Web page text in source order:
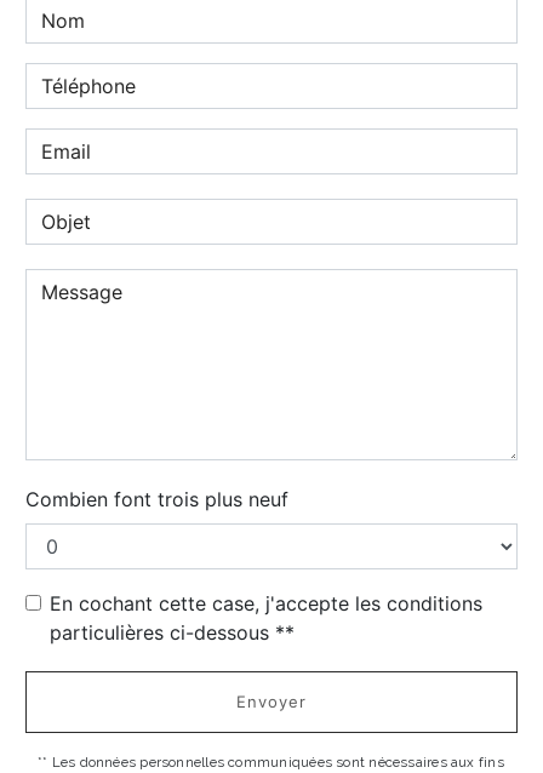
Combien font trois plus neuf
En cochant cette case, j'accepte les conditions
particulières ci-dessous **
Envoyer
** Les données personnelles communiquées sont nécessaires aux fins